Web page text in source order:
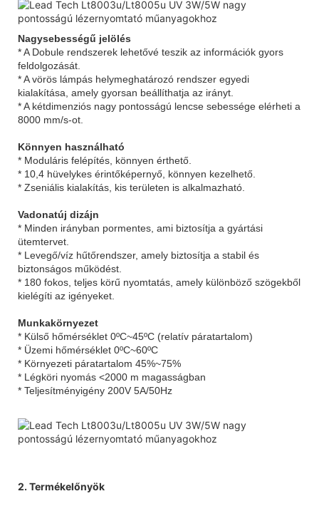
Nagysebességű jelölés
* A Dobule rendszerek lehetővé teszik az információk gyors
feldolgozását.
* A vörös lámpás helymeghatározó rendszer egyedi
kialakítása, amely gyorsan beállíthatja az irányt.
* A kétdimenziós nagy pontosságú lencse sebessége elérheti a
8000 mm/s-ot.
Könnyen használható
* Moduláris felépítés, könnyen érthető.
* 10,4 hüvelykes érintőképernyő, könnyen kezelhető.
* Zseniális kialakítás, kis területen is alkalmazható.
Vadonatúj dizájn
* Minden irányban pormentes, ami biztosítja a gyártási
ütemtervet.
* Levegő/víz hűtőrendszer, amely biztosítja a stabil és
biztonságos működést.
* 180 fokos, teljes körű nyomtatás, amely különböző szögekből
kielégíti az igényeket.
Munkakörnyezet
* Külső hőmérséklet 0ºC~45ºC (relatív páratartalom)
* Üzemi hőmérséklet 0ºC~60ºC
* Környezeti páratartalom 45%~75%
* Légköri nyomás <2000 m magasságban
* Teljesítményigény 200V 5A/50Hz
2. Termékelőnyök